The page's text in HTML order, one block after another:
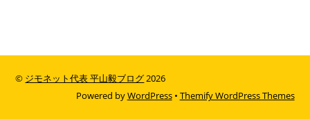
© ジモネット代表 平山毅ブログ2026
Powered byWordPress• Themify WordPress Themes